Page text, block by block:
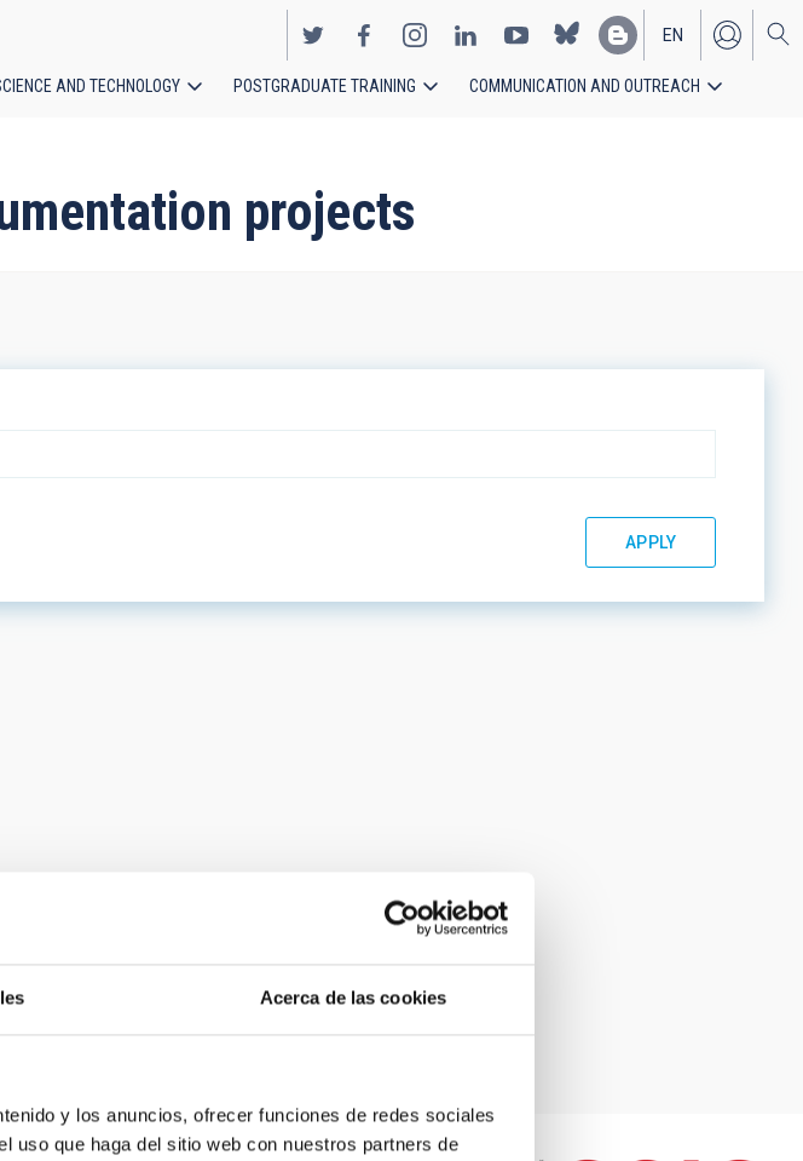
Acerca de las cookies
y los anuncios, ofrecer funciones de redes sociales
uso que haga del sitio web con nuestros partners de
EN
ES
AND TECHNOLOGY POSTGRADUATE TRAINING COMMUNICATION AND OUTREACH
projects